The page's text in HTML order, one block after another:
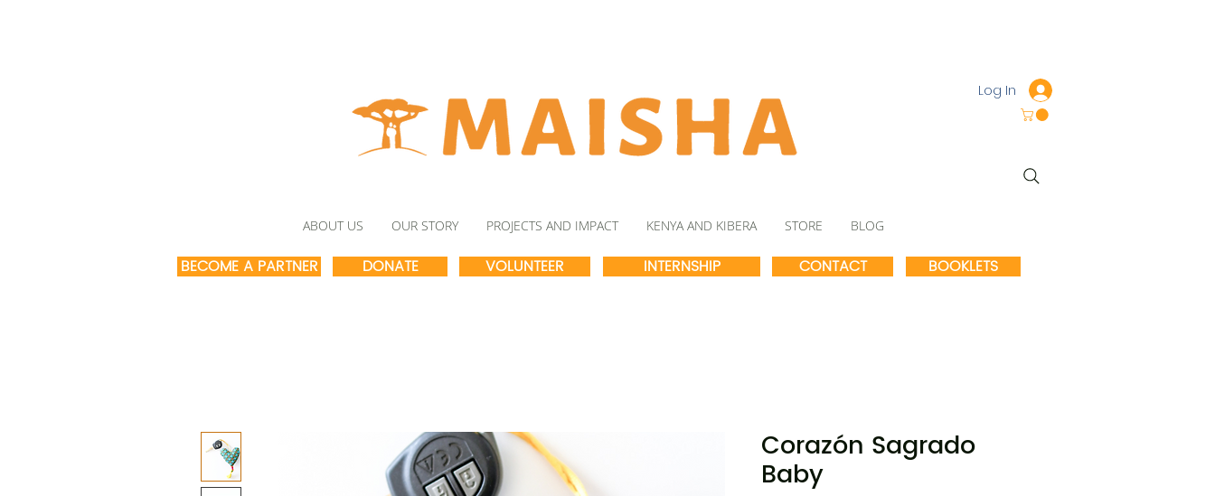
Log In
ABOUT US OUR STORY PROJECTS AND IMPACT KENYA AND KIBERA STORE BLOG
BECOME A PARTNER DONATE VOLUNTEER INTERNSHIP CONTACT BOOKLETS
Corazón Sagrado
Baby